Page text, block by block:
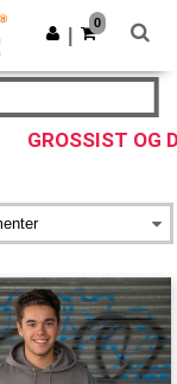
Last ned app
0
GROSSIST OG